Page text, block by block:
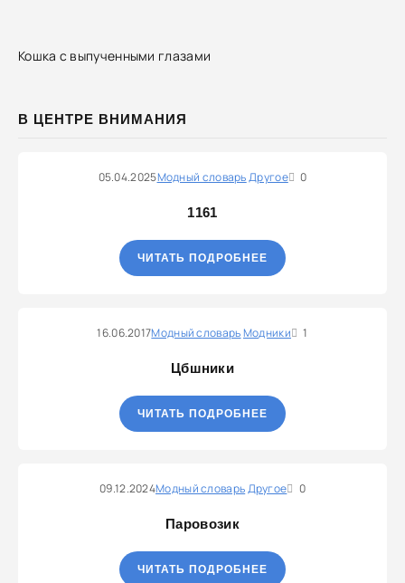
Кошка с выпученными глазами
В ЦЕНТРЕ ВНИМАНИЯ
05.04.2025Модный словарьДругое 0
1161
ЧИТАТЬ ПОДРОБНЕЕ
16.06.2017Модный словарьМодники 1
Цбшники
ЧИТАТЬ ПОДРОБНЕЕ
09.12.2024Модный словарьДругое 0
Паровозик
ЧИТАТЬ ПОДРОБНЕЕ